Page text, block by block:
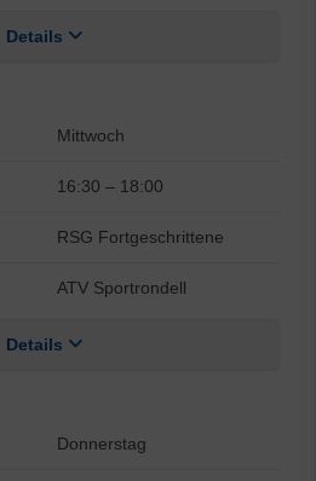
Details
Mittwoch
16:30 – 18:00
RSG Fortgeschrittene
ATV Sportrondell
Details
Donnerstag